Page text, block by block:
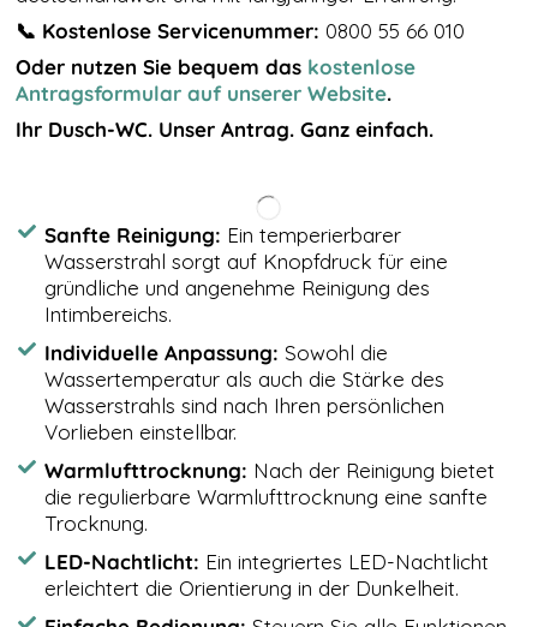
📞 Kostenlose Servicenummer: 0800 55 66 010
Oder nutzen Sie bequem das kostenlose
Antragsformular auf unserer Website.
Ihr Dusch-WC. Unser Antrag. Ganz einfach.
Sanfte Reinigung: Ein temperierbarer
Wasserstrahl sorgt auf Knopfdruck für eine
gründliche und angenehme Reinigung des
Intimbereichs.
Individuelle Anpassung: Sowohl die
Wassertemperatur als auch die Stärke des
Wasserstrahls sind nach Ihren persönlichen
Vorlieben einstellbar.
Warmlufttrocknung: Nach der Reinigung bietet
die regulierbare Warmlufttrocknung eine sanfte
Trocknung.
LED-Nachtlicht: Ein integriertes LED-Nachtlicht
erleichtert die Orientierung in der Dunkelheit.
uns gewisse
Optimierungen
der Website
anzupassen
und Werbung
auszuspielen.